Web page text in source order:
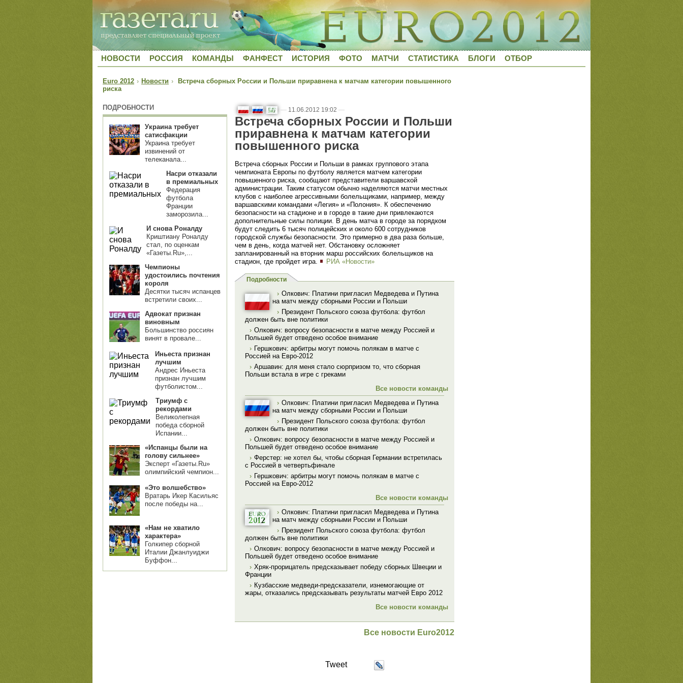
НОВОСТИ РОССИЯ КОМАНДЫ ФАНФЕСТ ИСТОРИЯ ФОТО МАТЧИ СТАТИСТИКА БЛОГИ ОТБОР
Euro 2012 › Новости › Встреча сборных России и Польши приравнена к матчам категории повышенного
риска
ПОДРОБНОСТИ
Украина требует
сатисфакции
Украина требует
извинений от
телеканала...
Насри отказали
в премиальных
Федерация
футбола
Франции
заморозила...
И снова Роналду
Криштиану Роналду
стал, по оценкам
«Газеты.Ru»,...
Чемпионы
удостоились почтения
короля
Десятки тысяч испанцев
встретили своих...
Адвокат признан
виновным
Большинство россиян
винят в провале...
Иньеста признан
лучшим
Андрес Иньеста
признан лучшим
футболистом...
Триумф с
рекордами
Великолепная
победа сборной
Испании...
«Испанцы были на
голову сильнее»
Эксперт «Газеты.Ru»
олимпийский чемпион...
«Это волшебство»
Вратарь Икер Касильяс
после победы на...
«Нам не хватило
характера»
Голкипер сборной
Италии Джанлуиджи
Буффон...
— 11.06.2012 19:02 —
Встреча сборных России и Польши
приравнена к матчам категории
повышенного риска
Встреча сборных России и Польши в рамках группового этапа
чемпионата Европы по футболу является матчем категории
повышенного риска, сообщают представители варшавской
администрации. Таким статусом обычно наделяются матчи местных
клубов с наиболее агрессивными болельщиками, например, между
варшавскими командами «Легия» и «Полония». К обеспечению
безопасности на стадионе и в городе в такие дни привлекаются
дополнительные силы полиции. В день матча в городе за порядком
будут следить 6 тысяч полицейских и около 600 сотрудников
городской службы безопасности. Это примерно в два раза больше,
чем в день, когда матчей нет. Обстановку осложняет
запланированный на вторник марш российских болельщиков на
стадион, где пройдет игра.
РИА «Новости»
Подробности
› Олкович: Платини пригласил Медведева и Путина
на матч между сборными России и Польши
› Президент Польского союза футбола: футбол
должен быть вне политики
› Олкович: вопросу безопасности в матче между Россией и
Польшей будет отведено особое внимание
› Гершкович: арбитры могут помочь полякам в матче с
Россией на Евро-2012
› Аршавин: для меня стало сюрпризом то, что сборная
Польши встала в игре с греками
Все новости команды
› Олкович: Платини пригласил Медведева и Путина
на матч между сборными России и Польши
› Президент Польского союза футбола: футбол
должен быть вне политики
› Олкович: вопросу безопасности в матче между Россией и
Польшей будет отведено особое внимание
› Ферстер: не хотел бы, чтобы сборная Германии встретилась
с Россией в четвертьфинале
› Гершкович: арбитры могут помочь полякам в матче с
Россией на Евро-2012
Все новости команды
› Олкович: Платини пригласил Медведева и Путина
на матч между сборными России и Польши
› Президент Польского союза футбола: футбол
должен быть вне политики
› Олкович: вопросу безопасности в матче между Россией и
Польшей будет отведено особое внимание
› Хряк-прорицатель предсказывает победу сборных Швеции и
Франции
› Кузбасские медведи-предсказатели, изнемогающие от
жары, отказались предсказывать результаты матчей Евро 2012
Все новости команды
Все новости Euro2012
Tweet